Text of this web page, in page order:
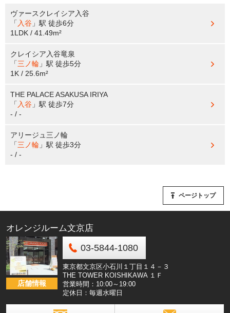
ヴァースクレイシア入谷
「 入谷 」駅 徒歩6分
1LDK / 41.49m²
クレイシア入谷竜泉
「三ノ輪 」駅 徒歩5分
1K / 25.6m²
THE PALACE ASAKUSA IRIYA
「 入谷 」駅 徒歩7分
- / -
アリージュ三ノ輪
「三ノ輪 」駅 徒歩3分
- / -
ページトップ
オレンジルーム文京店
店舗情報
03-5844-1080
東京都文京区小石川１丁目１４－３
THE TOWER KOISHIKAWA １Ｆ
営業時間：10:00～19:00
定休日：毎週水曜日